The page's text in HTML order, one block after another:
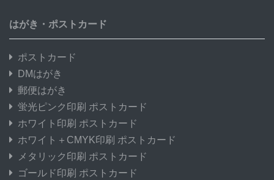
はがき・ポストカード
ポストカード
DMはがき
郵便はがき
蛍光ピンク印刷 ポストカード
ホワイト印刷 ポストカード
ホワイト＋CMYK印刷 ポストカード
メタリック印刷 ポストカード
ゴールド印刷 ポストカード